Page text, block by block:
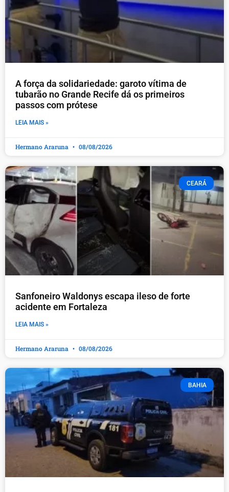
A força da solidariedade: garoto vítima de
tubarão no Grande Recife dá os primeiros
passos com prótese
LEIA MAIS »
Hermano Araruna 08/08/2026
CEARÁ
Sanfoneiro Waldonys escapa ileso de forte
acidente em Fortaleza
LEIA MAIS »
Hermano Araruna 08/08/2026
BAHIA